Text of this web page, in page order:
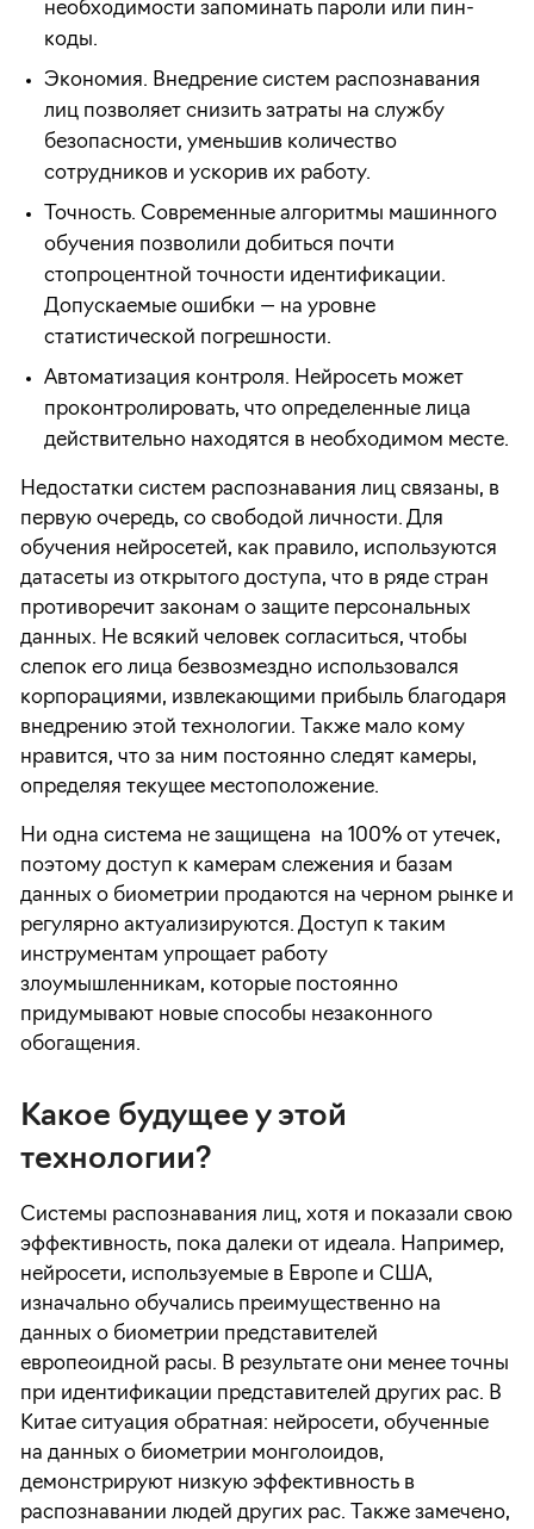
необходимости запоминать пароли или пин-
коды.
Экономия. Внедрение систем распознавания
лиц позволяет снизить затраты на службу
безопасности, уменьшив количество
сотрудников и ускорив их работу.
Точность. Современные алгоритмы машинного
обучения позволили добиться почти
стопроцентной точности идентификации.
Допускаемые ошибки — на уровне
статистической погрешности.
Автоматизация контроля. Нейросеть может
проконтролировать, что определенные лица
действительно находятся в необходимом месте.
Недостатки систем распознавания лиц связаны, в
первую очередь, со свободой личности. Для
обучения нейросетей, как правило, используются
датасеты из открытого доступа, что в ряде стран
противоречит законам о защите персональных
данных. Не всякий человек согласиться, чтобы
слепок его лица безвозмездно использовался
корпорациями, извлекающими прибыль благодаря
внедрению этой технологии. Также мало кому
нравится, что за ним постоянно следят камеры,
определяя текущее местоположение.
Ни одна система не защищена на 100% от утечек,
поэтому доступ к камерам слежения и базам
данных о биометрии продаются на черном рынке и
регулярно актуализируются. Доступ к таким
инструментам упрощает работу
злоумышленникам, которые постоянно
придумывают новые способы незаконного
обогащения.
Какое будущее у этой
технологии?
Системы распознавания лиц, хотя и показали свою
эффективность, пока далеки от идеала. Например,
нейросети, используемые в Европе и США,
изначально обучались преимущественно на
данных о биометрии представителей
европеоидной расы. В результате они менее точны
при идентификации представителей других рас. В
Китае ситуация обратная: нейросети, обученные
на данных о биометрии монголоидов,
демонстрируют низкую эффективность в
распознавании людей других рас. Также замечено,